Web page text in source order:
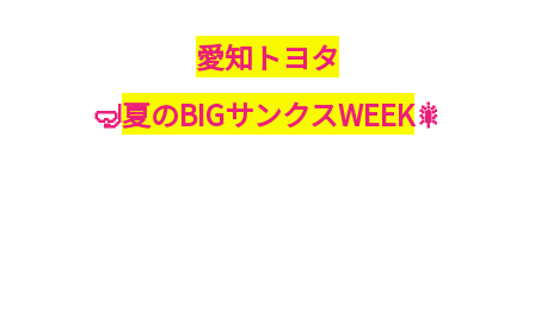
愛知トヨタ
🤿夏のBIGサンクスWEEK🎇